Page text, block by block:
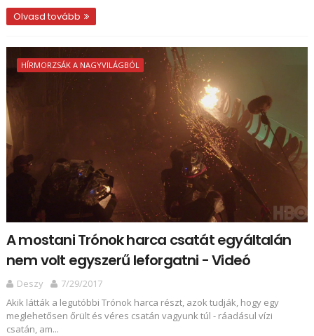
Olvasd tovább
HÍRMORZSÁK A NAGYVILÁGBÓL
A mostani Trónok harca csatát egyáltalán
nem volt egyszerű leforgatni - Videó
Deszy
7/29/2017
Akik látták a legutóbbi Trónok harca részt, azok tudják, hogy egy
meglehetősen őrült és véres csatán vagyunk túl - ráadásul vízi
csatán, am...